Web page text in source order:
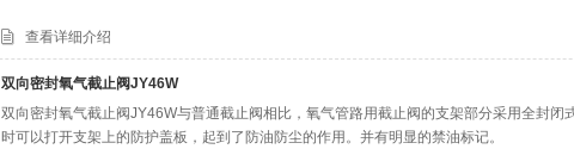
查看详细介绍
双向密封氧气截止阀JY46W
双向密封氧气截止阀JY46W与普通截止阀相比，氧气管路用截止阀的支架部分采用全封闭
时可以打开支架上的防护盖板，起到了防油防尘的作用。并有明显的禁油标记。